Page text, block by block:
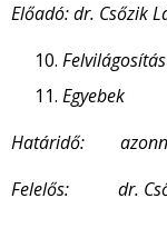
Előadó: dr. Csőzik
Egyebek
Határidő:
Felelős: dr.